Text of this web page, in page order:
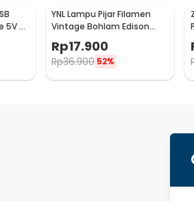
5V -
YNL Lampu Pijar Filamen
Vintage Bohlam Edison
Rp17.900
Rp36.900 52%